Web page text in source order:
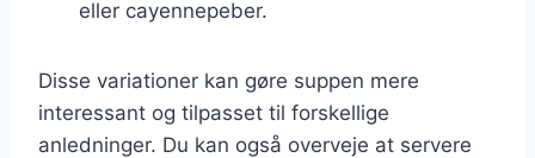
eller cayennepeber.
Disse variationer kan gøre suppen mere
interessant og tilpasset til forskellige
anledninger. Du kan også overveje at servere